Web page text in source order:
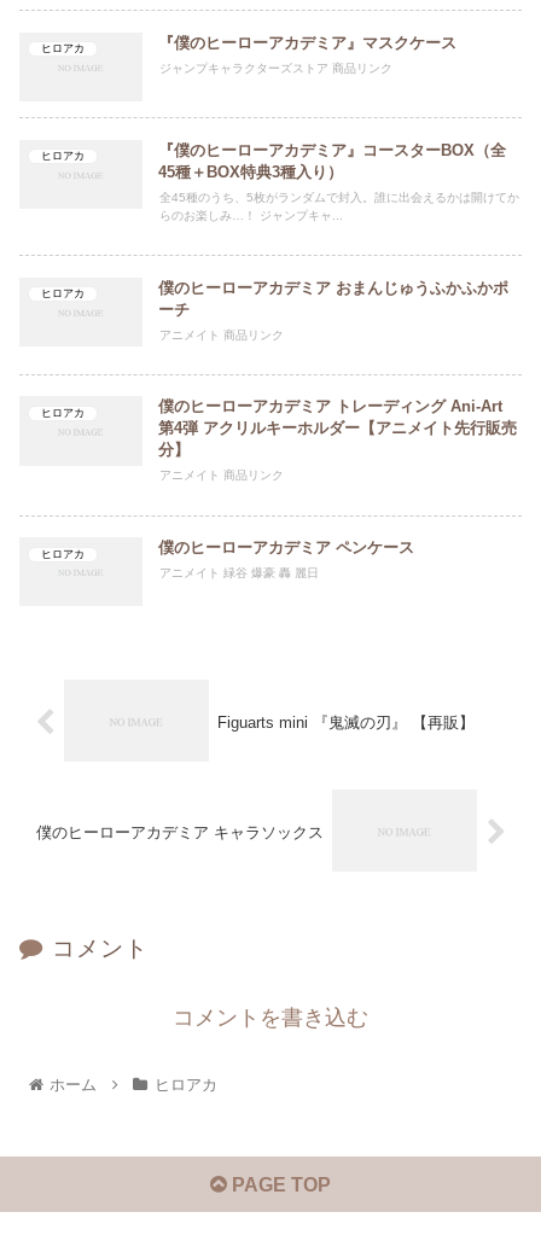
ヒロアカ 『僕のヒーローアカデミア』マスクケース
ジャンプキャラクターズストア 商品リンク
ヒロアカ
『僕のヒーローアカデミア』コースターBOX（全
45種＋BOX特典3種入り）
全45種のうち、5枚がランダムで封入。誰に出会えるかは開けてか
らのお楽しみ…！ ジャンプキャ...
ヒロアカ
僕のヒーローアカデミア おまんじゅうふかふかポ
ーチ
アニメイト 商品リンク
ヒロアカ
僕のヒーローアカデミア トレーディング Ani-Art
第4弾 アクリルキーホルダー【アニメイト先行販売
分】
アニメイト 商品リンク
ヒロアカ 僕のヒーローアカデミア ペンケース
アニメイト 緑谷 爆豪 轟 麗日
Figuarts mini 『鬼滅の刃』 【再販】
僕のヒーローアカデミア キャラソックス
コメント
コメントを書き込む
ホーム ヒロアカ
PAGE TOP